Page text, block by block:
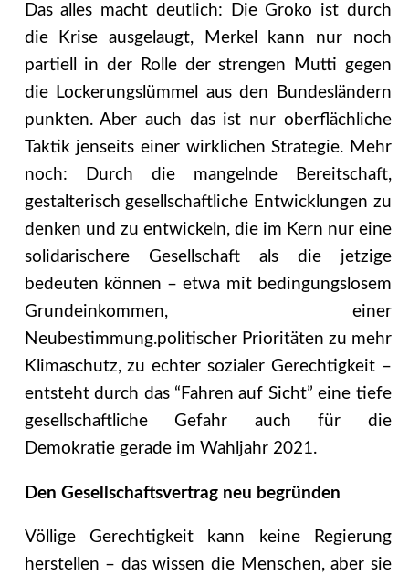
Das alles macht deutlich: Die Groko ist durch
die Krise ausgelaugt, Merkel kann nur noch
partiell in der Rolle der strengen Mutti gegen
die Lockerungslümmel aus den Bundesländern
punkten. Aber auch das ist nur oberflächliche
Taktik jenseits einer wirklichen Strategie. Mehr
noch: Durch die mangelnde Bereitschaft,
gestalterisch gesellschaftliche Entwicklungen zu
denken und zu entwickeln, die im Kern nur eine
solidarischere Gesellschaft als die jetzige
bedeuten können – etwa mit bedingungslosem
Grundeinkommen, einer
Neubestimmung.politischer Prioritäten zu mehr
Klimaschutz, zu echter sozialer Gerechtigkeit –
entsteht durch das “Fahren auf Sicht” eine tiefe
gesellschaftliche Gefahr auch für die
Demokratie gerade im Wahljahr 2021.
Den Gesellschaftsvertrag neu begründen
Völlige Gerechtigkeit kann keine Regierung
herstellen – das wissen die Menschen, aber sie